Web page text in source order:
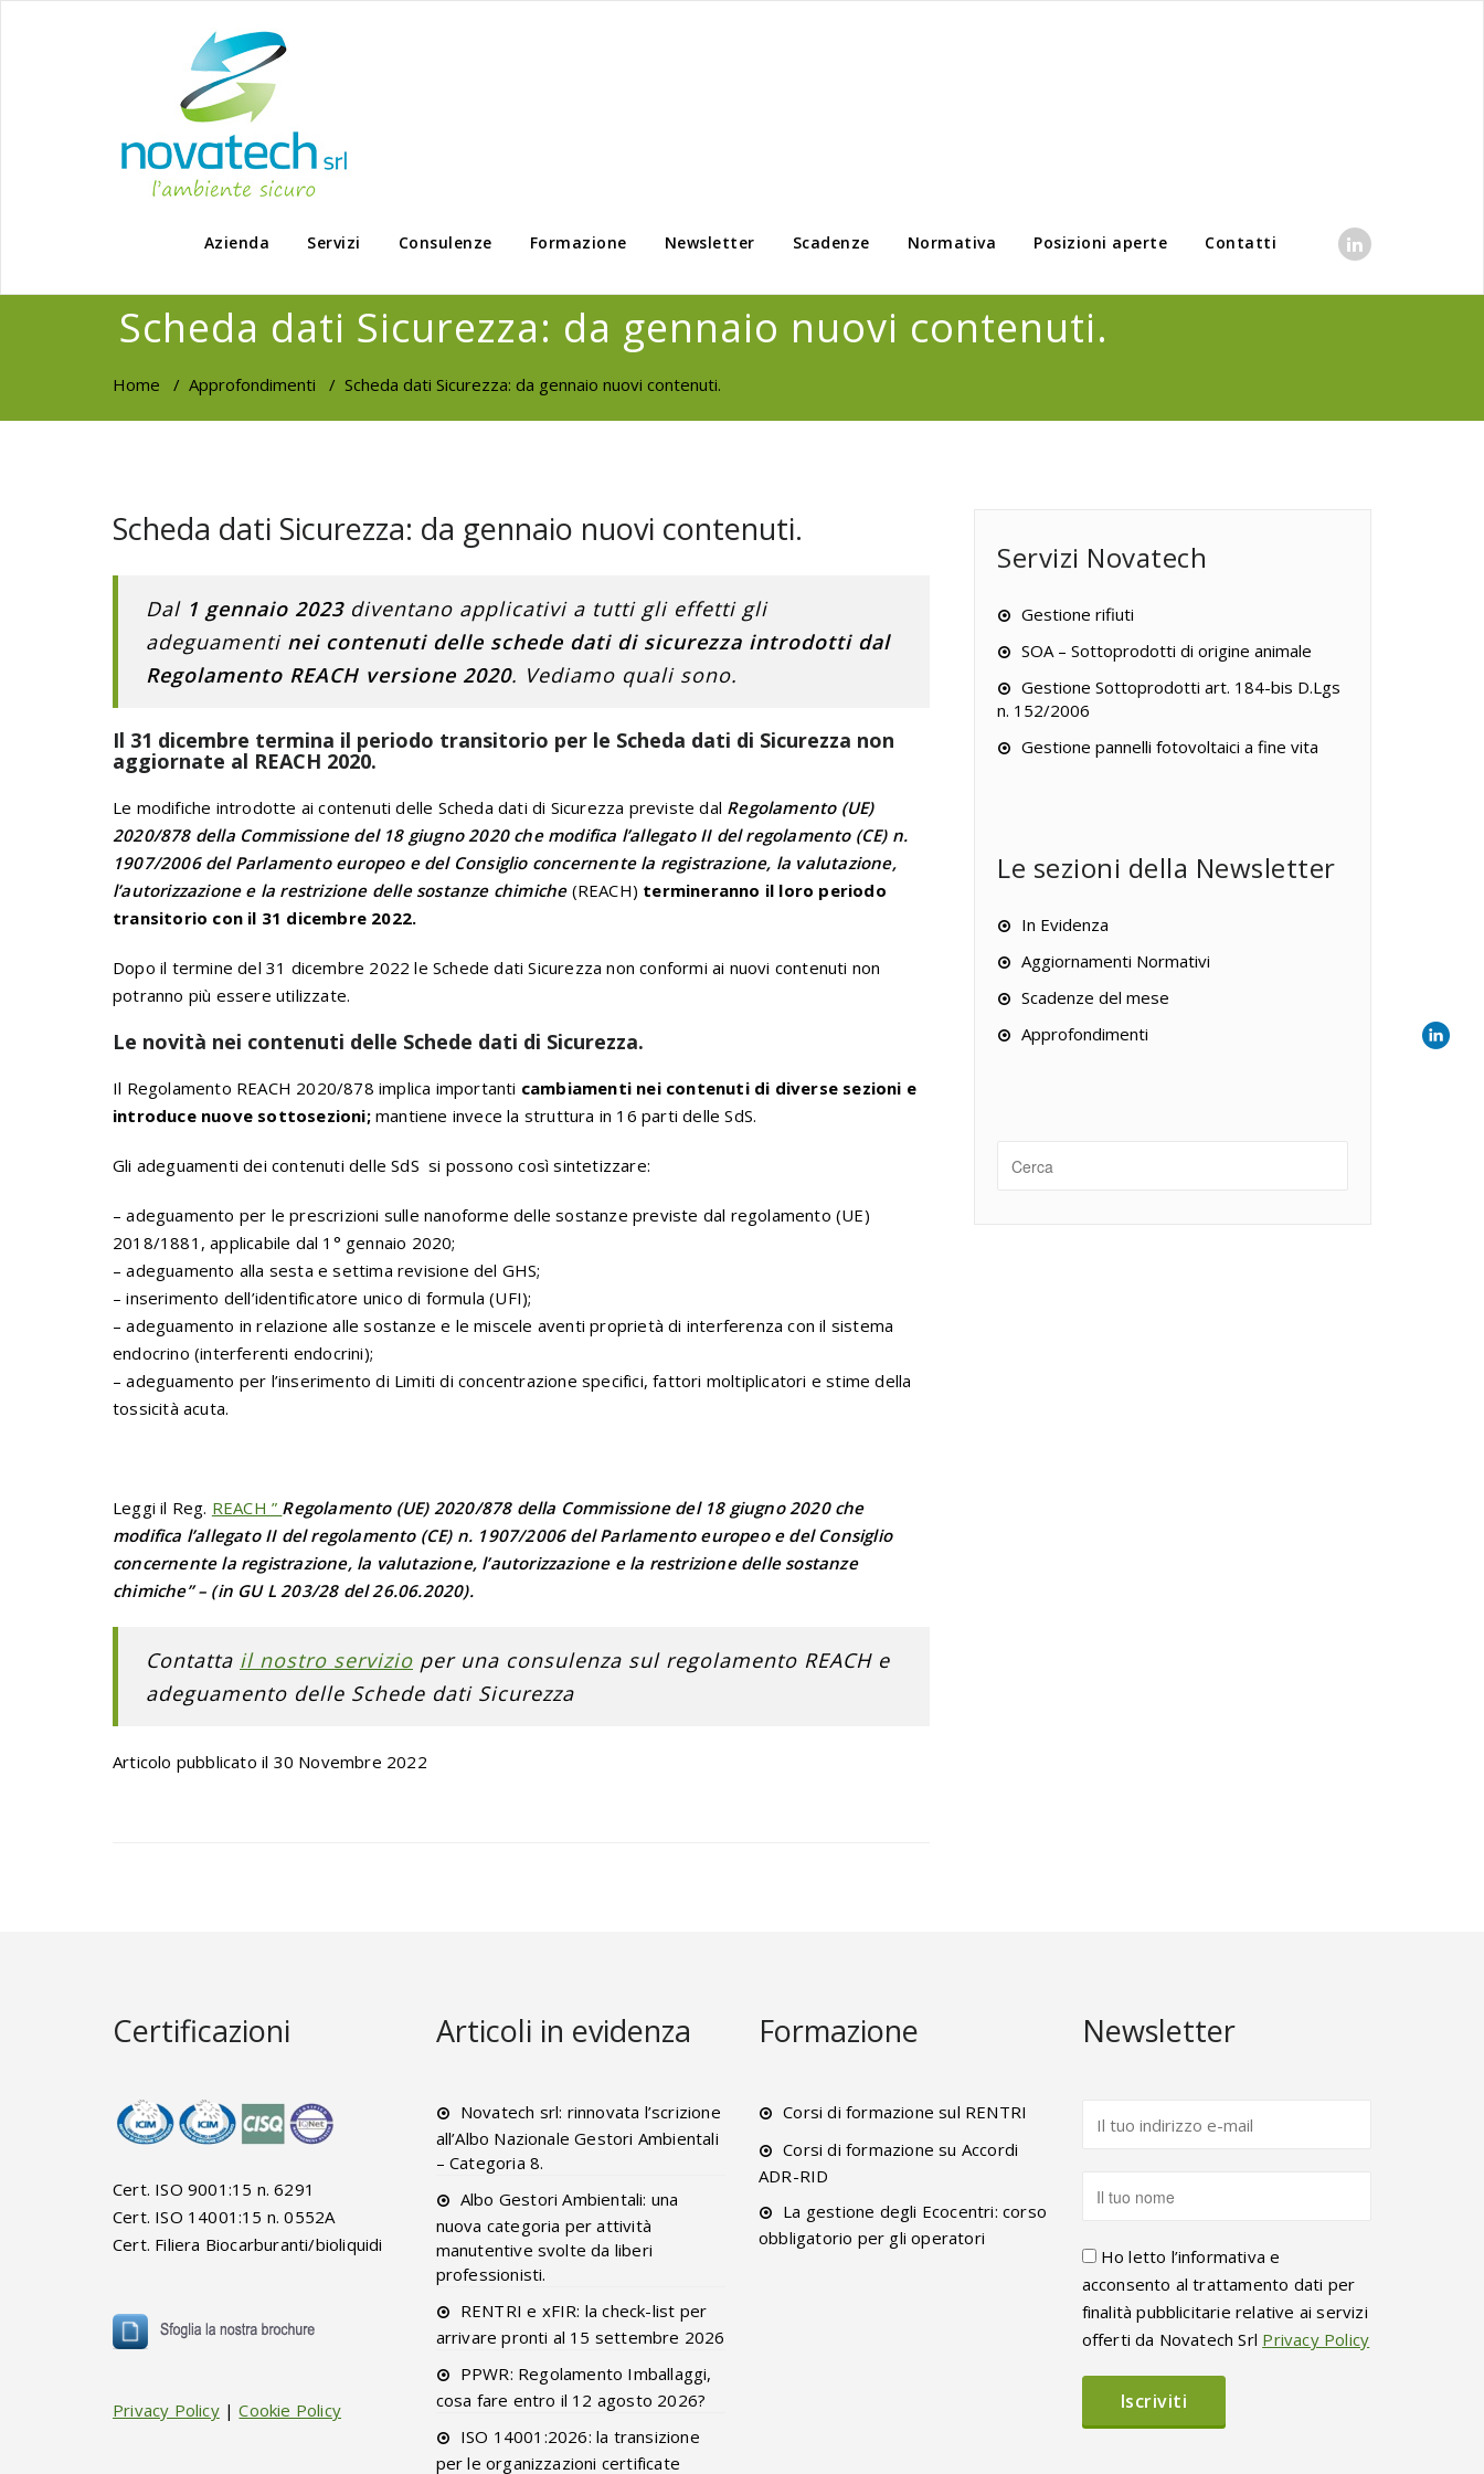
Azienda Servizi Consulenze Formazione Newsletter Scadenze Normativa Posizioni aperte Contatti
Scheda dati Sicurezza: da gennaio nuovi contenuti.
Home / Approfondimenti / Scheda dati Sicurezza: da gennaio nuovi contenuti.
Scheda dati Sicurezza: da gennaio nuovi contenuti.
Dal1 gennaio 2023diventano applicativi a tutti gli effetti gli
adeguamenti nei contenuti delle schede dati di sicurezza introdotti dal
Regolamento REACH versione 2020. Vediamo quali sono.
Il 31 dicembre termina il periodo transitorio per le Scheda dati di Sicurezza non
aggiornate al REACH 2020.
Le modifiche introdotte ai contenuti delle Scheda dati di Sicurezza previste dal Regolamento (UE)
2020/878 della Commissione del 18 giugno 2020 che modifica l’allegato II del regolamento (CE) n.
1907/2006 del Parlamento europeo e del Consiglio concernente la registrazione, la valutazione,
l’autorizzazione e la restrizione delle sostanze chimiche(REACH) termineranno il loro periodo
transitorio con il 31 dicembre 2022.
Dopo il termine del 31 dicembre 2022 le Schede dati Sicurezza non conformi ai nuovi contenuti non
potranno più essere utilizzate.
Le novità nei contenuti delle Schede dati di Sicurezza.
Il Regolamento REACH 2020/878 implica importanti cambiamenti nei contenuti di diverse sezioni e
introduce nuove sottosezioni; mantiene invece la struttura in 16 parti delle SdS.
Gli adeguamenti dei contenuti delle SdS si possono così sintetizzare:
– adeguamento per le prescrizioni sulle nanoforme delle sostanze previste dal regolamento (UE)
2018/1881, applicabile dal 1° gennaio 2020;
– adeguamento alla sesta e settima revisione del GHS;
– inserimento dell’identificatore unico di formula (UFI);
– adeguamento in relazione alle sostanze e le miscele aventi proprietà di interferenza con il sistema
endocrino (interferenti endocrini);
– adeguamento per l’inserimento di Limiti di concentrazione specifici, fattori moltiplicatori e stime della
tossicità acuta.
Leggi il Reg. REACH ” Regolamento (UE) 2020/878 della Commissione del 18 giugno 2020 che
modifica l’allegato II del regolamento (CE) n. 1907/2006 del Parlamento europeo e del Consiglio
concernente la registrazione, la valutazione, l’autorizzazione e la restrizione delle sostanze
chimiche” – (in GU L 203/28 del 26.06.2020).
Contatta il nostro servizio per una consulenza sul regolamento REACH e
adeguamento delle Schede dati Sicurezza
Articolo pubblicato il 30 Novembre 2022
Servizi Novatech
Gestione rifiuti
SOA – Sottoprodotti di origine animale
Gestione Sottoprodotti art. 184-bis D.Lgs
n. 152/2006
Gestione pannelli fotovoltaici a fine vita
Le sezioni della Newsletter
In Evidenza
Aggiornamenti Normativi
Scadenze del mese
Approfondimenti
Certificazioni
Cert. ISO 9001:15 n. 6291
Cert. ISO 14001:15 n. 0552A
Cert. Filiera Biocarburanti/bioliquidi
Privacy Policy|Cookie Policy
Articoli in evidenza
Novatech srl: rinnovata l’scrizione
all’Albo Nazionale Gestori Ambientali
– Categoria 8.
Albo Gestori Ambientali: una
nuova categoria per attività
manutentive svolte da liberi
professionisti.
RENTRI e xFIR: la check-list per
arrivare pronti al 15 settembre 2026
PPWR: Regolamento Imballaggi,
cosa fare entro il 12 agosto 2026?
ISO 14001:2026: la transizione
per le organizzazioni certificate
Formazione
Corsi di formazione sul RENTRI
Corsi di formazione su Accordi
ADR-RID
La gestione degli Ecocentri: corso
obbligatorio per gli operatori
Newsletter
Ho letto l’informativa e
acconsento al trattamento dati per
finalità pubblicitarie relative ai servizi
offerti da Novatech Srl Privacy Policy